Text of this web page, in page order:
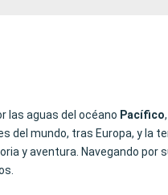
las aguas del océano Pacífico
mundo, tras Europa, y la
y aventura. Navegando